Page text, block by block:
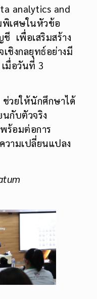
analytics and
พิเศษในหัวข้อ
เพื่อเสริมสร้าง
ชิงกลยุทธ์อย่างมี
มื่อวันที่ 3
ช่วยให้นักศึกษาได้
กับตัวจริง
ร้อมต่อการ
ามเปลี่ยนแปลง